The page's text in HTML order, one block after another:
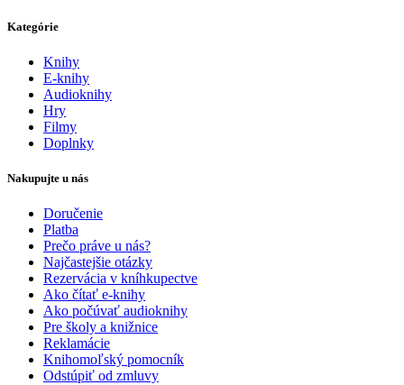
Kategórie
Knihy
E-knihy
Audioknihy
Hry
Filmy
Doplnky
Nakupujte u nás
Doručenie
Platba
Prečo práve u nás?
Najčastejšie otázky
Rezervácia v kníhkupectve
Ako čítať e-knihy
Ako počúvať audioknihy
Pre školy a knižnice
Reklamácie
Knihomoľský pomocník
Odstúpiť od zmluvy